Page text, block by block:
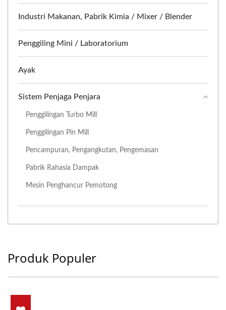
Industri Makanan, Pabrik Kimia / Mixer / Blender
Penggiling Mini / Laboratorium
Ayak
Sistem Penjaga Penjara
Penggilingan Turbo Mill
Penggilingan Pin Mill
Pencampuran, Pengangkutan, Pengemasan
Pabrik Rahasia Dampak
Mesin Penghancur Pemotong
Produk Populer